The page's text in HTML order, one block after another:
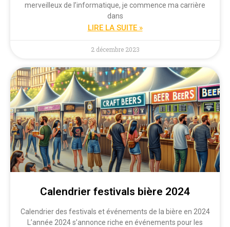
merveilleux de l’informatique, je commence ma carrière
dans
LIRE LA SUITE »
2 décembre 2023
Calendrier festivals bière 2024
Calendrier des festivals et événements de la bière en 2024
L’année 2024 s’annonce riche en événements pour les